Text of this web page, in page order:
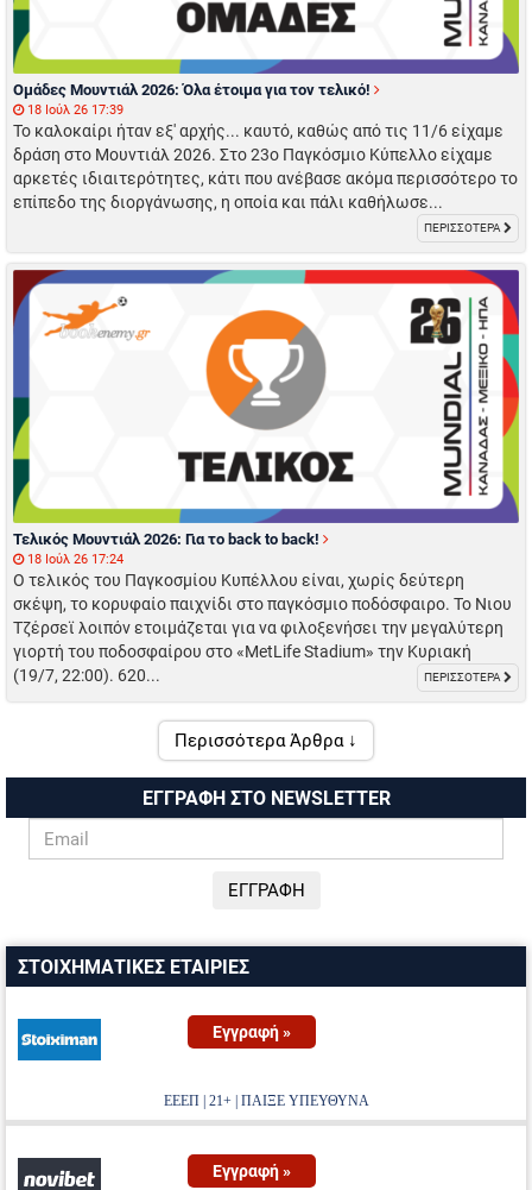
Ομάδες Μουντιάλ 2026: Όλα έτοιμα για τον τελικό!
18 Ιούλ 26 17:39
Το καλοκαίρι ήταν εξ' αρχής... καυτό, καθώς από τις 11/6 είχαμε
δράση στο Μουντιάλ 2026. Στο 23ο Παγκόσμιο Κύπελλο είχαμε
αρκετές ιδιαιτερότητες, κάτι που ανέβασε ακόμα περισσότερο το
επίπεδο της διοργάνωσης, η οποία και πάλι καθήλωσε...
ΠΕΡΙΣΣΟΤΕΡΑ
Τελικός Μουντιάλ 2026: Για το back to back!
18 Ιούλ 26 17:24
Ο τελικός του Παγκοσμίου Κυπέλλου είναι, χωρίς δεύτερη
σκέψη, το κορυφαίο παιχνίδι στο παγκόσμιο ποδόσφαιρο. Το Νιου
Τζέρσεϊ λοιπόν ετοιμάζεται για να φιλοξενήσει την μεγαλύτερη
γιορτή του ποδοσφαίρου στο «MetLife Stadium» την Κυριακή
(19/7, 22:00). 620...
ΠΕΡΙΣΣΟΤΕΡΑ
Περισσότερα Άρθρα ↓
ΕΓΓΡΑΦΗ ΣΤΟ NEWSLETTER
ΣΤΟΙΧΗΜΑΤΙΚΕΣ ΕΤΑΙΡΙΕΣ
Εγγραφή »
ΕΕΕΠ | 21+ | ΠΑΙΞΕ ΥΠΕΥΘΥΝΑ
Εγγραφή »